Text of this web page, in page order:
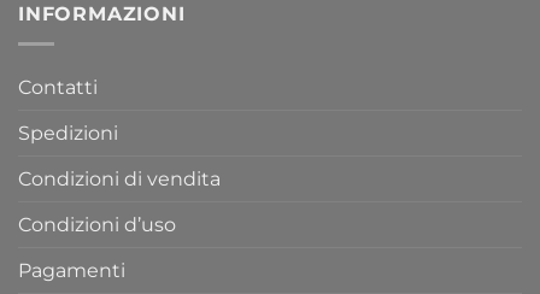
INFORMAZIONI
Contatti
Spedizioni
Condizioni di vendita
Condizioni d’uso
Pagamenti